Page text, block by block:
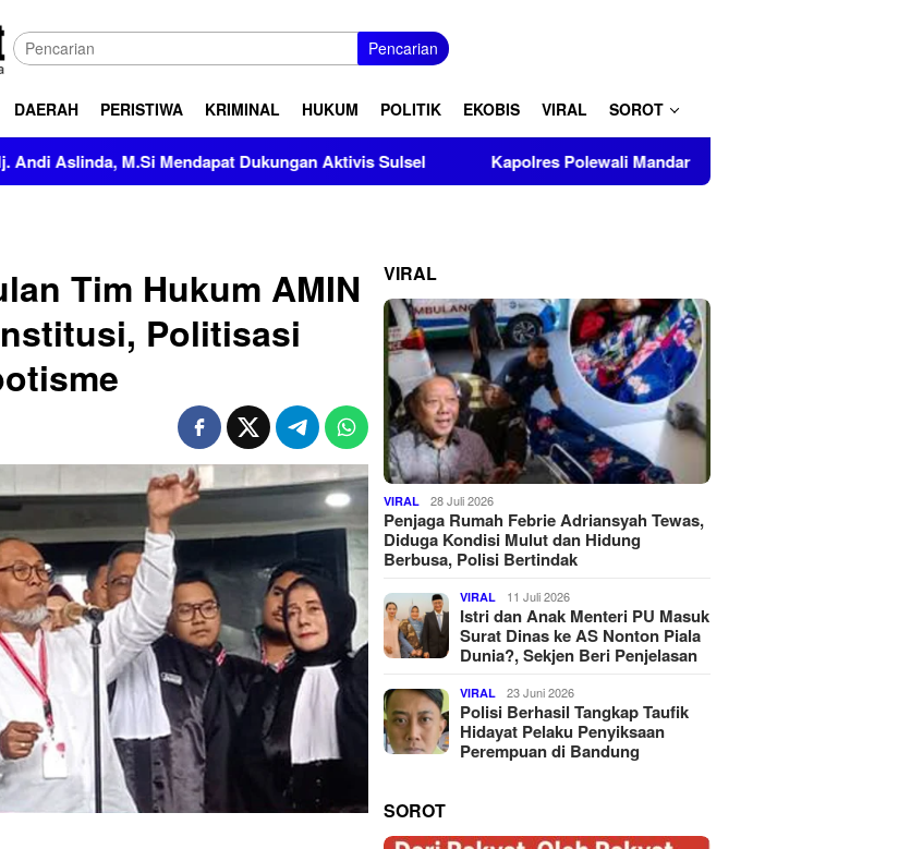
Pencarian
DAERAH PERISTIWA KRIMINAL HUKUM POLITIK EKOBIS VIRAL SOROT
Mendapat Dukungan Aktivis Sulsel Kapolres Polewali Mandar Turut Musnahkan Barang Bukti Perkara Inkrah
Tim Hukum AMIN
Politisasi
VIRAL
VIRAL 28 Juli 2026
Penjaga Rumah Febrie Adriansyah Tewas,
Diduga Kondisi Mulut dan Hidung
Berbusa, Polisi Bertindak
VIRAL 11 Juli 2026
Istri dan Anak Menteri PU Masuk
Surat Dinas ke AS Nonton Piala
Dunia?, Sekjen Beri Penjelasan
VIRAL 23 Juni 2026
Polisi Berhasil Tangkap Taufik
Hidayat Pelaku Penyiksaan
Perempuan di Bandung
SOROT